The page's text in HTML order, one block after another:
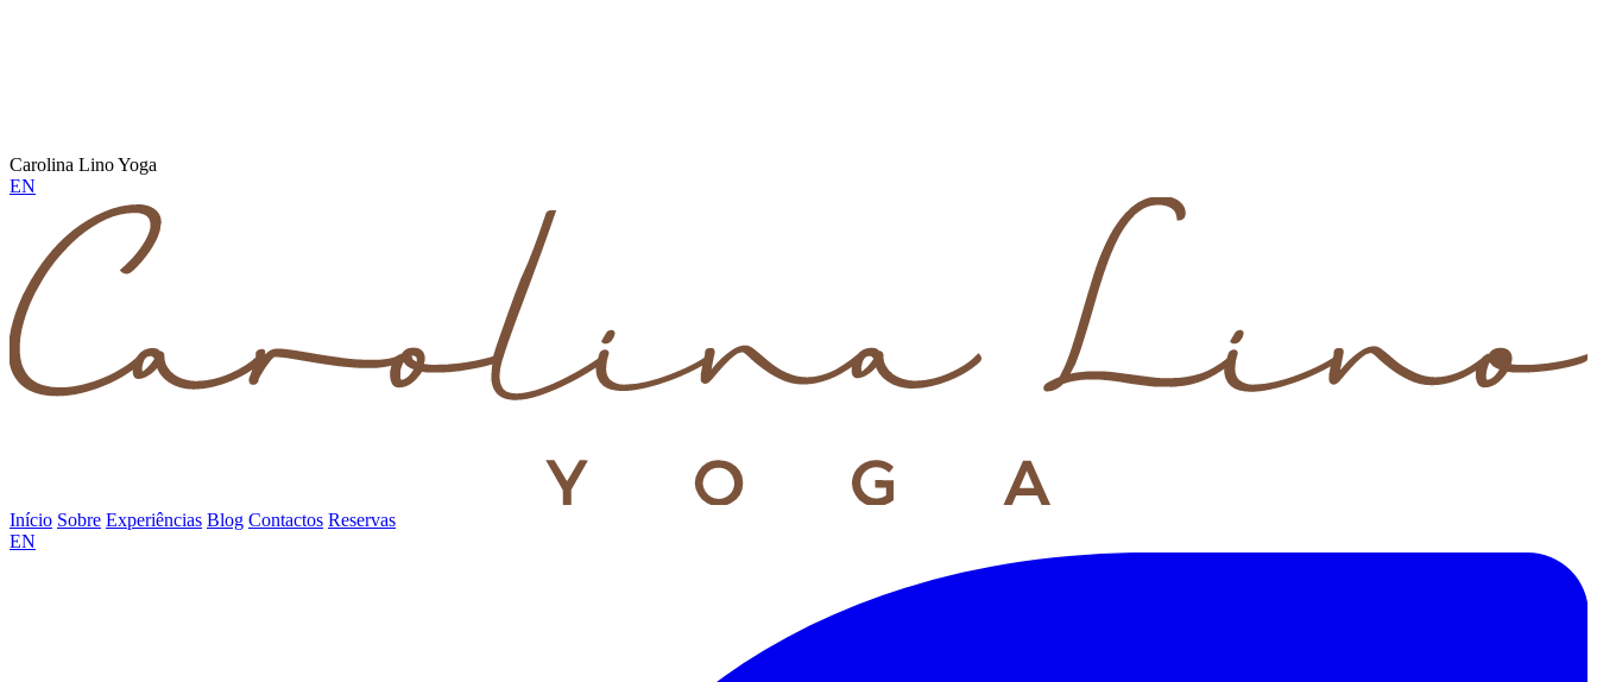
Carolina Lino Yoga
EN
Início Sobre Experiências Blog Contactos Reservas
EN